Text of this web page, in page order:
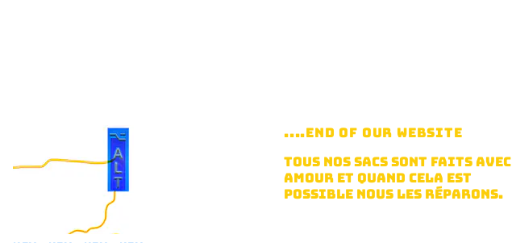
....END OF OUR WEBSITE
TOUS NOS SACS SONT FAITS AVEC
AMOUR ET QUAND CELA EST
POSSIBLE NOUS LES RÉPARONS.